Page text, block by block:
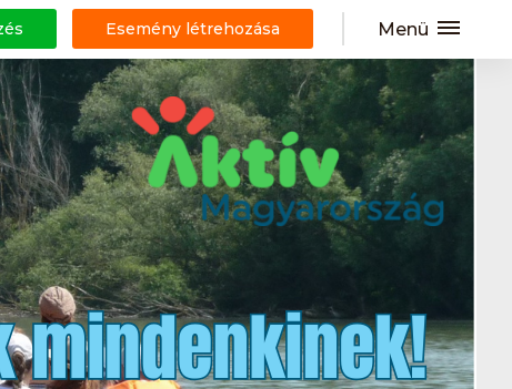
Esemény létrehozása Menü